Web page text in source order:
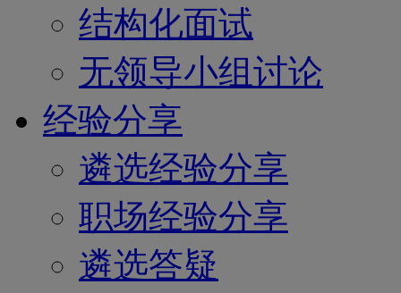
结构化面试
无领导小组讨论
经验分享
遴选经验分享
职场经验分享
遴选答疑